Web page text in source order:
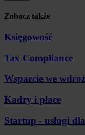
Zobacz także
Księgowość
Tax Compliance
Wsparcie we
Kadry i płace
Startup - usługi